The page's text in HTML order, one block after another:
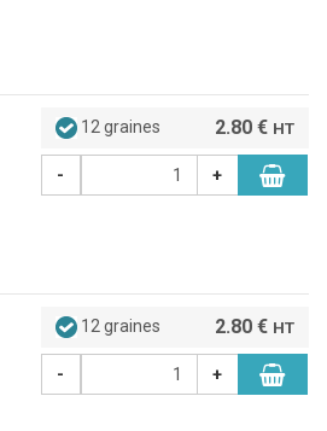
12 graines 2.80 € HT
- +
12 graines 2.80 € HT
- +